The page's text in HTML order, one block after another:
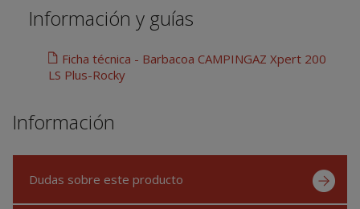
Información y guías
Ficha técnica - Barbacoa CAMPINGAZ Xpert 200
LS Plus-Rocky
Información
Dudas sobre este producto